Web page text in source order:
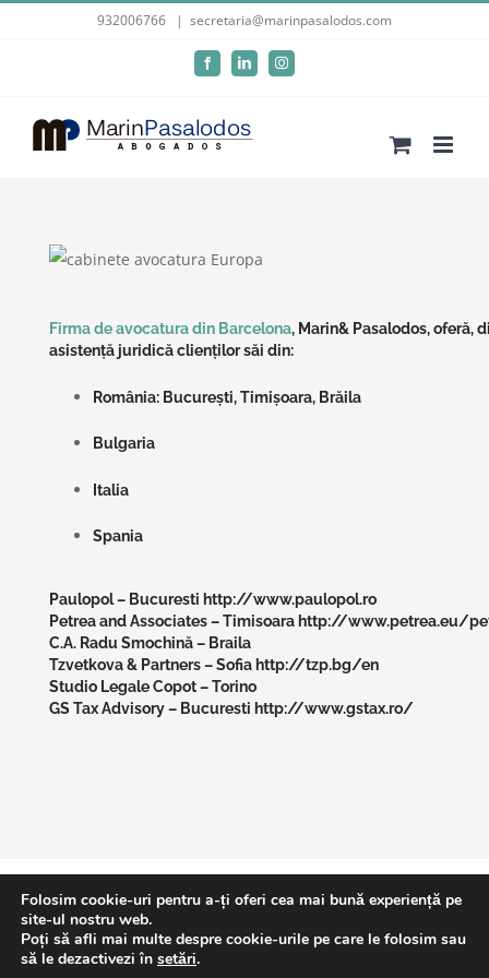
932006766 | secretaria@marinpasalodos.com
FacebookLinkedInInstagram
Firma de avocatura din Barcelona, Marin& Pasalodos,oferă,
asistență juridică clienților săi din:
România: București, Timișoara, Brăila
Bulgaria
Italia
Spania
Paulopol – Bucuresti http://www.paulopol.ro
Petrea and Associates – Timisoara http://www.petrea.eu/
C.A. Radu Smochină – Braila
Tzvetkova & Partners – Sofia http://tzp.bg/en
Studio Legale Copot – Torino
GS Tax Advisory – Bucuresti http://www.gstax.ro/
Copyright ©2025 MARIN&PASALODOS S.L. |Aviso Legal y
Política de Privacidad|
Folosim cookie-uri pentru a-ți oferi cea mai bună experiență pe
site-ul nostru web.
Poți să afli mai multe despre cookie-urile pe care le folosim sau
să le dezactivezi în setări.